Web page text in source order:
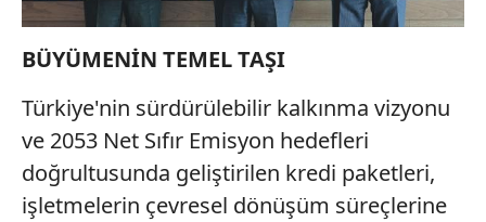
Sitemizde kendimize ve üçüncü kişilere ait çerezler
kullanılmaktadır. Bu çerezler vasıtasıyla çeşitli kişisel
verileriniz işlenmekte olup gerekli olan çerezler bilgi
toplumu hizmetlerinin sunulması amacıyla
kullanılmaktadır. Diğer çerezler, sitemizin daha işlevsel
kılınması ve kişiselleştirilmesi ve sizlere yönelik
reklam/pazarlama faaliyetlerinin yapılması, amaçlarıyla
sınırlı olarak açık rızanız dahilinde kullanılacaktır.
BÜYÜMENİN TEMEL TAŞI
Türkiye'nin sürdürülebilir kalkınma vizyonu
ve 2053 Net Sıfır Emisyon hedefleri
doğrultusunda geliştirilen kredi paketleri,
işletmelerin çevresel dönüşüm süreçlerine